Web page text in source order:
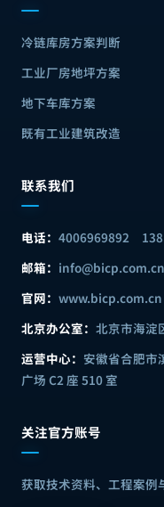
冷链库房方案判断
工业厂房地坪方案
地下车库方案
既有工业建筑改造
联系我们
电话： 4006969892
邮箱： info@bicp.com.cn
官网： www.bicp.com.cn
北京办公室： 北京市海淀
运营中心： 安徽省合肥市
广场 C2 座 510 室
关注官方账号
获取技术资料、工程案例